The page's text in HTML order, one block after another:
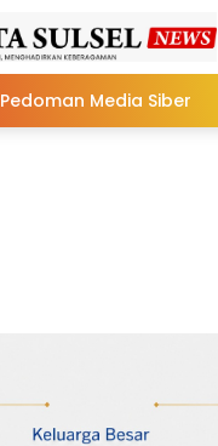
Pedoman Media Siber